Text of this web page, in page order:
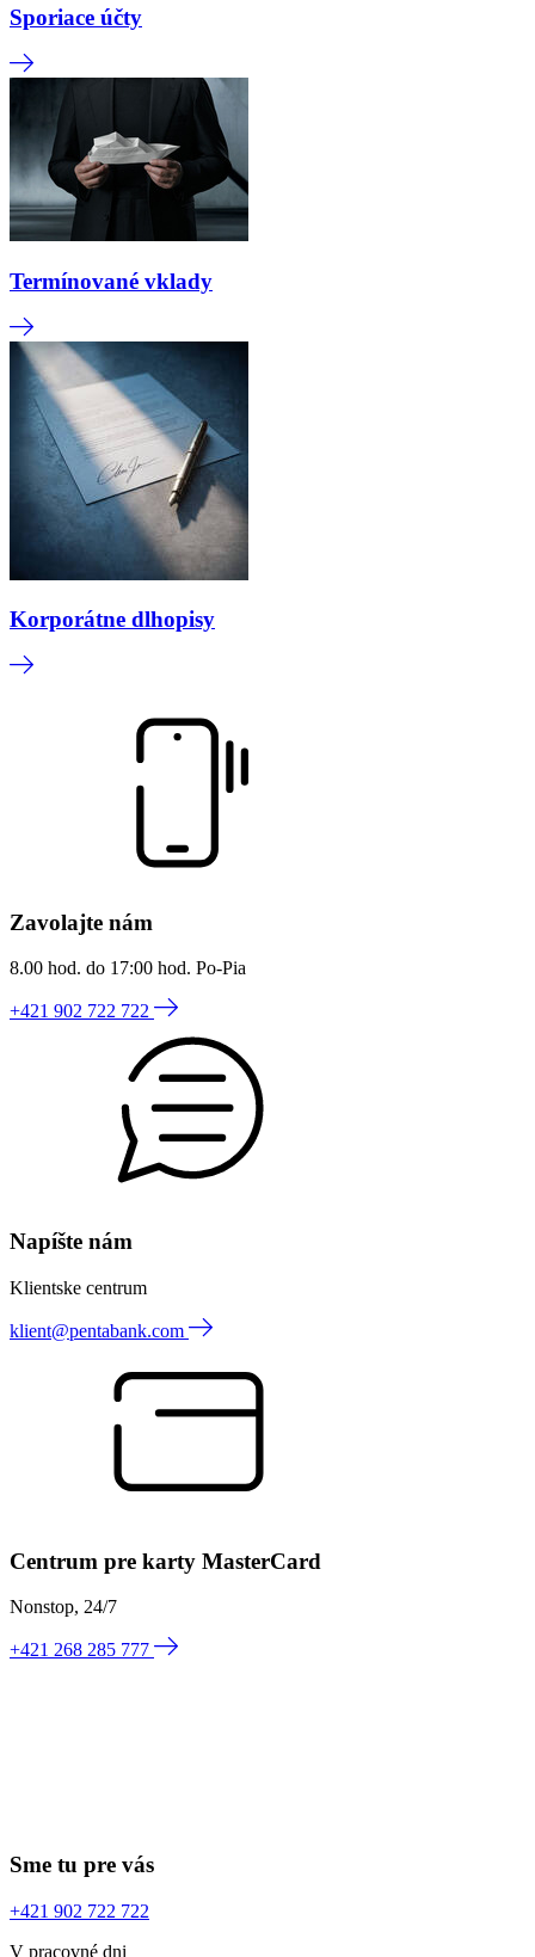
Sporiace účty
Termínované vklady
Korporátne dlhopisy
Zavolajte nám
8.00 hod. do 17:00 hod. Po-Pia
+421 902 722 722
Napíšte nám
Klientske centrum
klient@pentabank.com
Centrum pre karty MasterCard
Nonstop, 24/7
+421 268 285 777
Sme tu pre vás
+421 902 722 722
V pracovné dni